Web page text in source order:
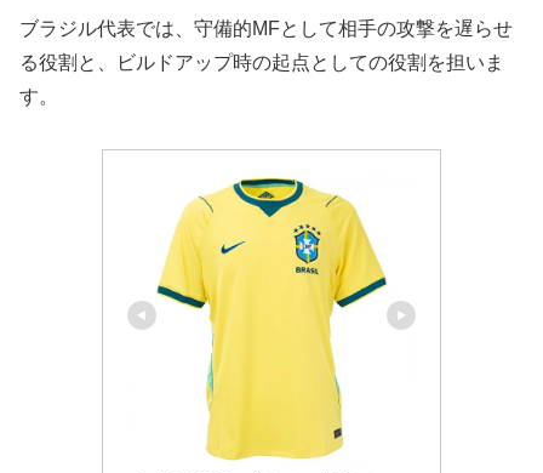
ブラジル代表では、守備的MFとして相手の攻撃を遅らせ
る役割と、ビルドアップ時の起点としての役割を担いま
す。